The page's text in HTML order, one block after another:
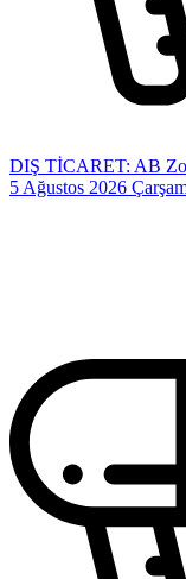
DIŞ TİCARET: AB
5 Ağustos 2026